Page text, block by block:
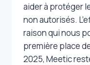
aider à protéger
non autorisés.
raison qui nous
première place
2025, Meetic